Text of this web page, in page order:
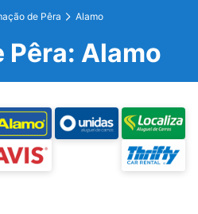
de Pêra Alamo
Pêra: Alamo